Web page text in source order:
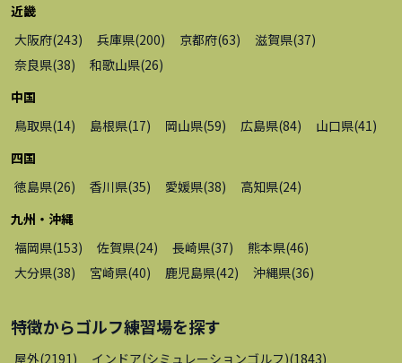
近畿
大阪府(243) 兵庫県(200) 京都府(63) 滋賀県(37)
奈良県(38) 和歌山県(26)
中国
鳥取県(14) 島根県(17) 岡山県(59) 広島県(84) 山口県(41 )
四国
徳島県(26) 香川県(35) 愛媛県(38) 高知県(24)
九州・沖縄
福岡県(153) 佐賀県(24) 長崎県(37) 熊本県(46)
大分県(38) 宮崎県(40) 鹿児島県(42) 沖縄県(36)
特徴からゴルフ練習場を探す
屋外(2191 ) インドア(シミュレーションゴルフ)(1843)